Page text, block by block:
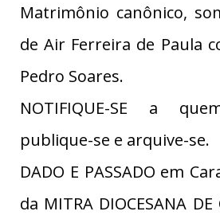
Matrimônio canônico,
de Air Ferreira de Paula
Pedro Soares.
NOTIFIQUE-SE a
publique-se e arquive-se.
DADO E PASSADO em
da MITRA DIOCESANA